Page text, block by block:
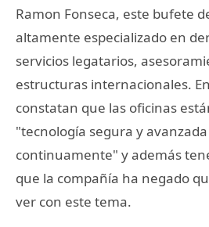
Ramon Fonseca, este bufete
altamente especializado en
servicios legatarios,
estructuras internacionales.
constatan que las oficinas
"tecnología segura y
continuamente" y además
que la compañía ha negado
ver con este tema.